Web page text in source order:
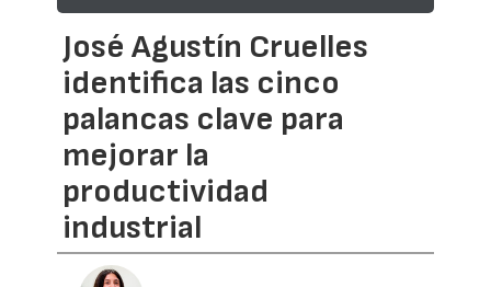
José Agustín Cruelles
identifica las cinco
palancas clave para
mejorar la
productividad
industrial